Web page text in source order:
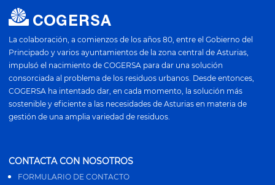
La colaboración, a comienzos de los años 80, entre el Gobierno del
Principado y varios ayuntamientos de la zona central de Asturias,
impulsó el nacimiento de COGERSA para dar una solución
consorciada al problema de los residuos urbanos. Desde entonces,
COGERSA ha intentado dar, en cada momento, la solución más
sostenible y eficiente a las necesidades de Asturias en materia de
gestión de una amplia variedad de residuos.
CONTACTA CON NOSOTROS
FORMULARIO DE CONTACTO